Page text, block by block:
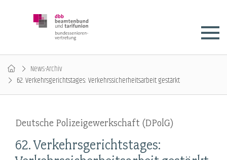
News-Archiv
62. Verkehrsgerichtstages: Verkehrssicherheitsarbeit gestärkt
Deutsche Polizeigewerkschaft (DPolG)
62. Verkehrsgerichtstages: